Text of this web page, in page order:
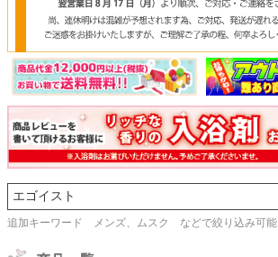
追加キーワード メンズ、ムスク などで絞り込み可能